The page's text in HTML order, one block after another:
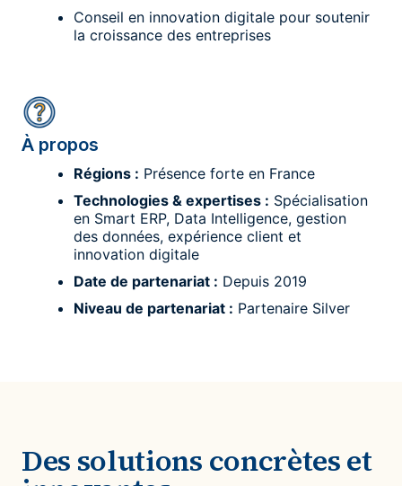
Conseil en innovation digitale pour soutenir
la croissance des entreprises
À propos
Régions : Présence forte en France
Technologies & expertises : Spécialisation
en Smart ERP, Data Intelligence, gestion
des données, expérience client et
innovation digitale
Date de partenariat : Depuis 2019
Niveau de partenariat : Partenaire Silver
Des solutions concrètes et